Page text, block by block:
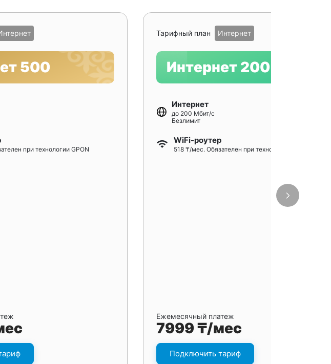
500
при технологии GPON
Тарифный план Интернет
Интернет 200
Интернет
до 200 Мбит/с
Безлимит
WiFi-роутер
518 ₸/мес. Обязателен при технологии GPON
Ежемесячный платеж
7999 ₸/мес
Подключить тариф